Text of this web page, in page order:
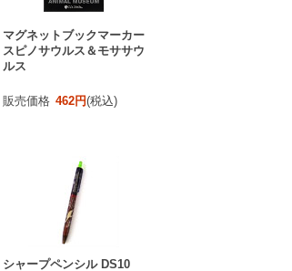
マグネットブックマーカー
スピノサウルス＆モササウ
ルス
販売価格 462円(税込)
シャープペンシル DS10